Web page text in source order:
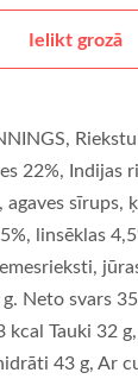
Ielikt grozā
22%, Indijas
sīrups,
linsēklas
Neto svars
Tauki 32
43 g, Ar